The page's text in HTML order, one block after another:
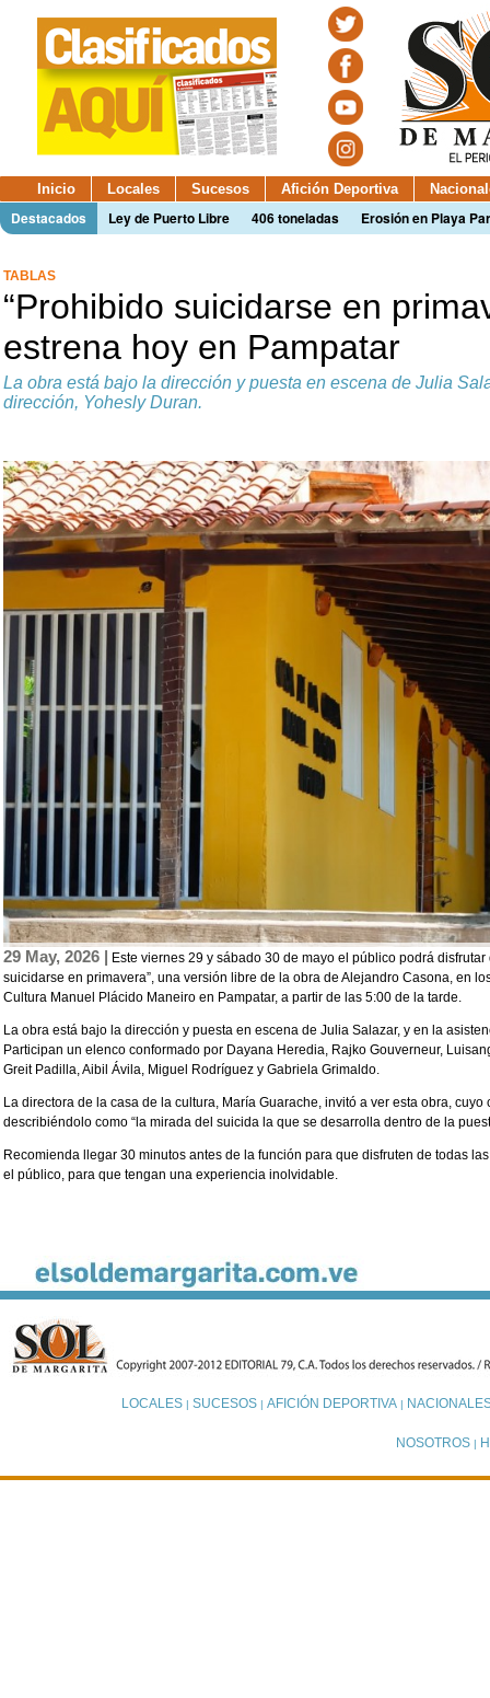
Inicio Locales Sucesos Afición Deportiva
Destacados Ley de Puerto Libre 406 toneladas Erosión en Playa
TABLAS
“Prohibido suicidarse en
estrena hoy en Pampatar
La obra está bajo la dirección y puesta en escena de Julia
dirección, Yohesly Duran.
29 May, 2026 | Este viernes 29 y sábado 30 de mayo el público podrá
suicidarse en primavera”, una versión libre de la obra de Alejandro Casona, en
Cultura Manuel Plácido Maneiro en Pampatar, a partir de las 5:00 de la tarde.
La obra está bajo la dirección y puesta en escena de Julia Salazar, y en la
Participan un elenco conformado por Dayana Heredia, Rajko Gouverneur,
Greit Padilla, Aibil Ávila, Miguel Rodríguez y Gabriela Grimaldo.
La directora de la casa de la cultura, María Guarache, invitó a ver esta obra,
describiéndolo como “la mirada del suicida la que se desarrolla dentro de la
Recomienda llegar 30 minutos antes de la función para que disfruten de todas
el público, para que tengan una experiencia inolvidable.
LOCALES| SUCESOS| AFICIÓN DEPORTIVA|
NOSOTROS |